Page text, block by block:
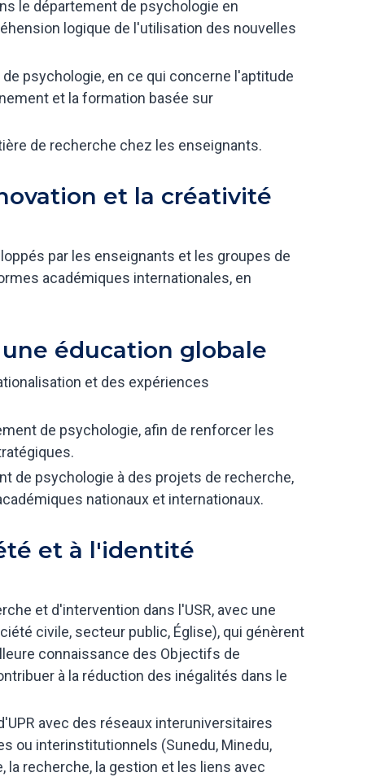
le département de psychologie en
logique de l'utilisation des nouvelles
psychologie, en ce qui concerne l'aptitude
et la formation basée sur
de recherche chez les enseignants.
et la créativité
par les enseignants et les groupes de
académiques internationales, en
éducation globale
et des expériences
de psychologie, afin de renforcer les
de psychologie à des projets de recherche,
nationaux et internationaux.
et à l'identité
et d'intervention dans l'USR, avec une
civile, secteur public, Église), qui génèrent
connaissance des Objectifs de
à la réduction des inégalités dans le
avec des réseaux interuniversitaires
ou interinstitutionnels (Sunedu, Minedu,
la recherche, la gestion et les liens avec